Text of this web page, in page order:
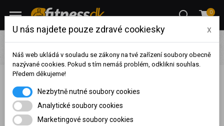
0
Oblečení Pánské fitness oblečení Trička
Bizon Gym
Rag Top 512
Bizon Gym Rag Top 512
dosaženého obratu za
sledované období, byl váš
účet přeřazen do jiné
U nás najdete pouze zdravé cookiesky x
Náš web ukládá v souladu se zákony na tvé zařízení soubory obecně
nazývané cookies. Pokud s tím nemáš problém, odklikni souhlas.
Předem děkujeme!
Nezbytně nutné soubory cookies
Analytické soubory cookies
Marketingové soubory cookies